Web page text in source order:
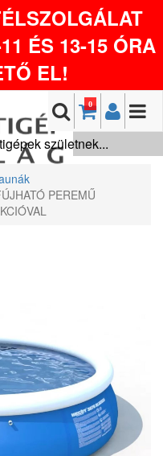
ÉS 13-15 ÓRA
EL!
0
születnek...
PEREMŰ